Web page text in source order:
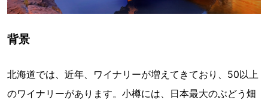
背景
北海道では、近年、ワイナリーが増えてきており、50以上
のワイナリーがあります。小樽には、日本最大のぶどう畑